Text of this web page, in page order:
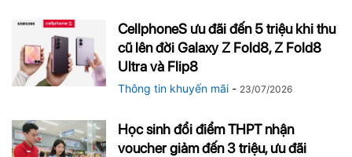
CellphoneS ưu đãi đến 5 triệu khi thu
cũ lên đời Galaxy Z Fold8, Z Fold8
Ultra và Flip8
Thông tin khuyến mãi - 23/07/2026
Học sinh đổi điểm THPT nhận
voucher giảm đến 3 triệu, ưu đãi